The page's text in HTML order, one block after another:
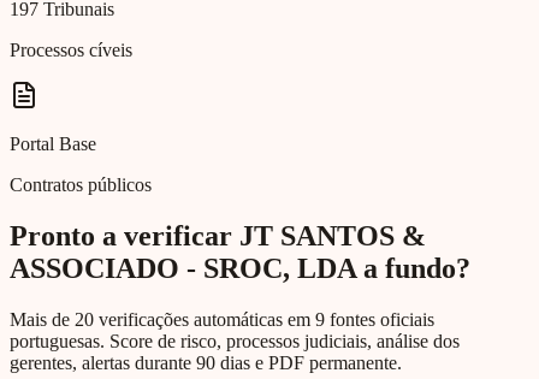
197 Tribunais
Processos cíveis
Portal Base
Contratos públicos
Pronto a verificar JT SANTOS &
ASSOCIADO - SROC, LDA a fundo?
Mais de 20 verificações automáticas em 9 fontes oficiais
portuguesas. Score de risco, processos judiciais, análise dos
gerentes, alertas durante 90 dias e PDF permanente.